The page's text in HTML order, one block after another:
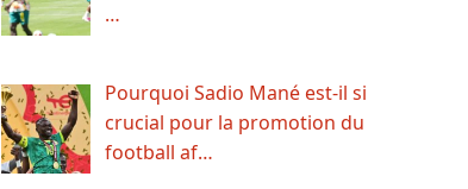
…
Pourquoi Sadio Mané est-il si
crucial pour la promotion du
football af…